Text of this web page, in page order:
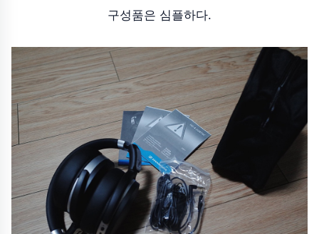
구성품은 심플하다.